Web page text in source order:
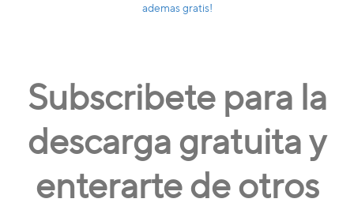
ademas gratis!
Subscribete para la
descarga gratuita y
enterarte de otros